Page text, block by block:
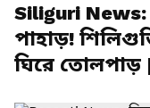
Siliguri News:
পাহাড়!
ঘিরে তোলপাড়